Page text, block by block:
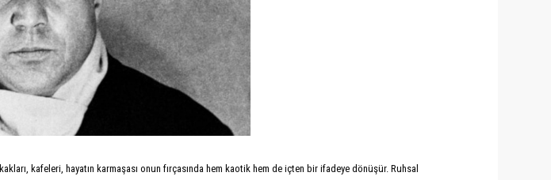
kafeleri, hayatın karmaşası onun fırçasında hem kaotik hem de içten bir ifadeye dönüşür. Ruhsal